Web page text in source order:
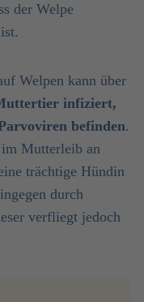
der Welpe
Welpen kann über
infiziert,
befinden.
im Mutterleib an
trächtige Hündin
durch
verfliegt jedoch